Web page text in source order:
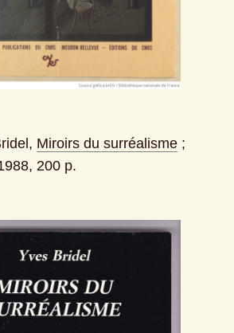
Miroirs du surréalisme ;
200 p.